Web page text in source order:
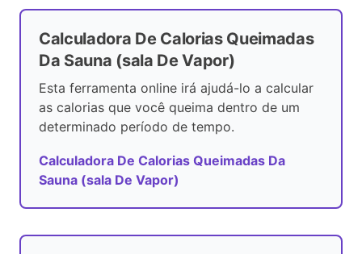
Calculadora De Calorias Queimadas
Da Sauna (sala De Vapor)
Esta ferramenta online irá ajudá-lo a calcular
as calorias que você queima dentro de um
determinado período de tempo.
Calculadora De Calorias Queimadas Da
Sauna (sala De Vapor)